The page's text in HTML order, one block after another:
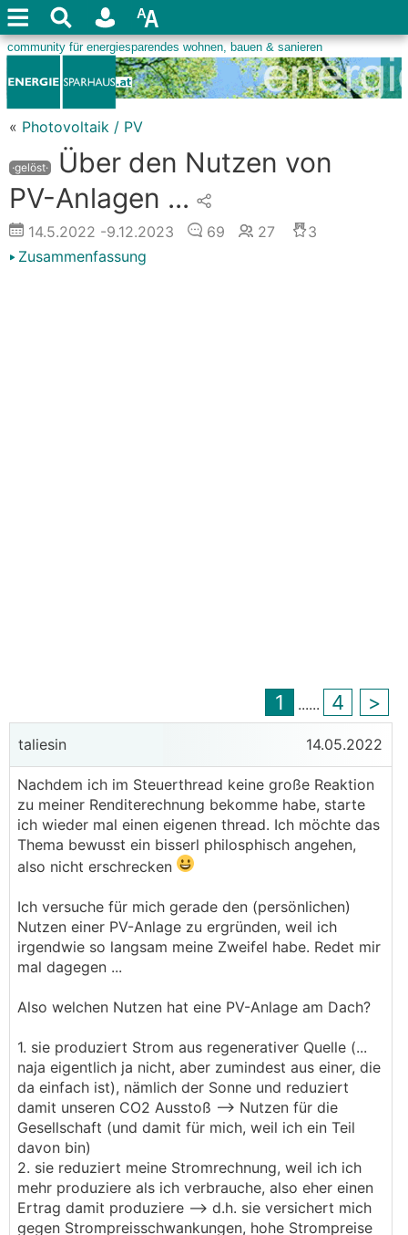
« Photovoltaik / PV
·gelöst·
Über den Nutzen von
PV-Anlagen ...
14.5.2022 -9.12.2023 69 27
3
Zusammenfassung
1 ...... 4 >
taliesin 14.05.2022
Nachdem ich im Steuerthread keine große Reaktion
zu meiner Renditerechnung bekomme habe, starte
ich wieder mal einen eigenen thread. Ich möchte das
Thema bewusst ein bisserl philosphisch angehen,
also nicht erschrecken
Ich versuche für mich gerade den (persönlichen)
Nutzen einer PV-Anlage zu ergründen, weil ich
irgendwie so langsam meine Zweifel habe. Redet mir
mal dagegen ...
Also welchen Nutzen hat eine PV-Anlage am Dach?
1. sie produziert Strom aus regenerativer Quelle (...
naja eigentlich ja nicht, aber zumindest aus einer, die
da einfach ist), nämlich der Sonne und reduziert
damit unseren CO2 Ausstoß --> Nutzen für die
Gesellschaft (und damit für mich, weil ich ein Teil
davon bin)
2. sie reduziert meine Stromrechnung, weil ich ich
mehr produziere als ich verbrauche, also eher einen
Ertrag damit produziere --> d.h. sie versichert mich
gegen Strompreisschwankungen, hohe Strompreise